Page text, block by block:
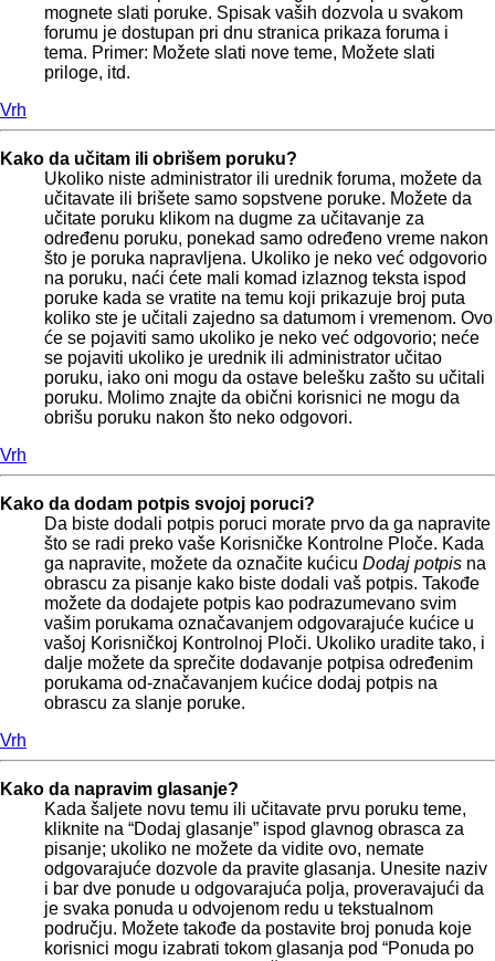
mognete slati poruke. Spisak vaših dozvola u svakom
forumu je dostupan pri dnu stranica prikaza foruma i
tema. Primer: Možete slati nove teme, Možete slati
priloge, itd.
Vrh
Kako da učitam ili obrišem poruku?
Ukoliko niste administrator ili urednik foruma, možete da
učitavate ili brišete samo sopstvene poruke. Možete da
učitate poruku klikom na dugme za učitavanje za
određenu poruku, ponekad samo određeno vreme nakon
što je poruka napravljena. Ukoliko je neko već odgovorio
na poruku, naći ćete mali komad izlaznog teksta ispod
poruke kada se vratite na temu koji prikazuje broj puta
koliko ste je učitali zajedno sa datumom i vremenom. Ovo
će se pojaviti samo ukoliko je neko već odgovorio; neće
se pojaviti ukoliko je urednik ili administrator učitao
poruku, iako oni mogu da ostave belešku zašto su učitali
poruku. Molimo znajte da obični korisnici ne mogu da
obrišu poruku nakon što neko odgovori.
Vrh
Kako da dodam potpis svojoj poruci?
Da biste dodali potpis poruci morate prvo da ga napravite
što se radi preko vaše Korisničke Kontrolne Ploče. Kada
ga napravite, možete da označite kućicu Dodaj potpis na
obrascu za pisanje kako biste dodali vaš potpis. Takođe
možete da dodajete potpis kao podrazumevano svim
vašim porukama označavanjem odgovarajuće kućice u
vašoj Korisničkoj Kontrolnoj Ploči. Ukoliko uradite tako, i
dalje možete da sprečite dodavanje potpisa određenim
porukama od-značavanjem kućice dodaj potpis na
obrascu za slanje poruke.
Vrh
Kako da napravim glasanje?
Kada šaljete novu temu ili učitavate prvu poruku teme,
kliknite na “Dodaj glasanje” ispod glavnog obrasca za
pisanje; ukoliko ne možete da vidite ovo, nemate
odgovarajuće dozvole da pravite glasanja. Unesite naziv
i bar dve ponude u odgovarajuća polja, proveravajući da
je svaka ponuda u odvojenom redu u tekstualnom
području. Možete takođe da postavite broj ponuda koje
korisnici mogu izabrati tokom glasanja pod “Ponuda po